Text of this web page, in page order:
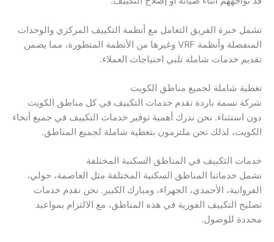
تشمل خبرة الفريق التعامل مع أنظمة التكييف المركزي والوحدات
المنفصلة وأنظمة VRF وغيرها من الأنظمة المتطورة، مما يضمن
تقديم خدمات شاملة تلبي احتياجات العملاء.
تغطية شاملة لجميع مناطق الكويت
شركة نسمة باردة تقدم خدمات التكييف في كل مناطق الكويت
دون استثناء. نحن ندرك أهمية توفير خدمات التكييف في جميع أنحاء
الكويت، لذلك نحن ملتزمون بتغطية شاملة لجميع المناطق.
خدمات التكييف في المناطق السكنية المختلفة
تشمل خدماتنا المناطق السكنية المختلفة مثل العاصمة، حولي،
الفروانية، الأحمدي، الجهراء، ومبارك الكبير. نحن نقدم خدمات
تصليح التكييف الفورية في هذه المناطق، مع الالتزام بمواعيد
محددة للوصول.